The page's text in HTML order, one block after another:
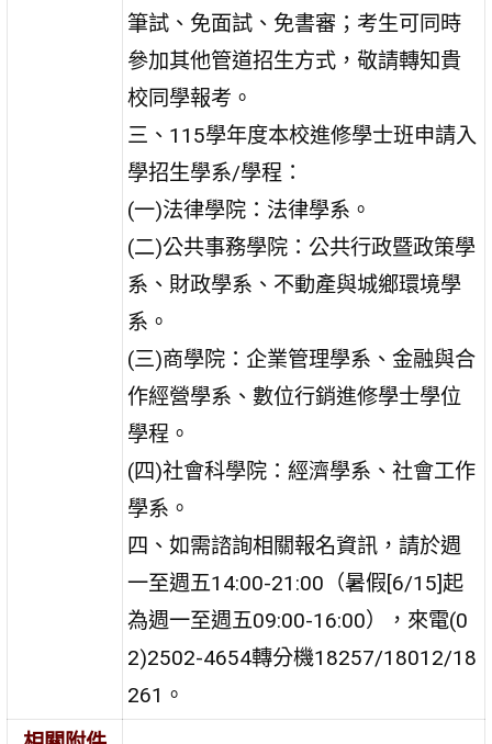
筆試、免面試、免書審；考生可同時
參加其他管道招生方式，敬請轉知貴
校同學報考。
三、115學年度本校進修學士班申請入
學招生學系/學程：
(一)法律學院：法律學系。
(二)公共事務學院：公共行政暨政策學
系、財政學系、不動產與城鄉環境學
系。
(三)商學院：企業管理學系、金融與合
作經營學系、數位行銷進修學士學位
學程。
(四)社會科學院：經濟學系、社會工作
學系。
四、如需諮詢相關報名資訊，請於週
一至週五14:00-21:00（暑假[6/15]起
為週一至週五09:00-16:00），來電(0
2)2502-4654轉分機18257/18012/18
261。